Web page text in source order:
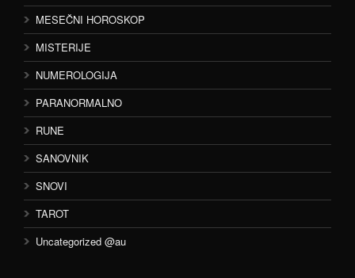
MESEČNI HOROSKOP
MISTERIJE
NUMEROLOGIJA
PARANORMALNO
RUNE
SANOVNIK
SNOVI
TAROT
Uncategorized @au